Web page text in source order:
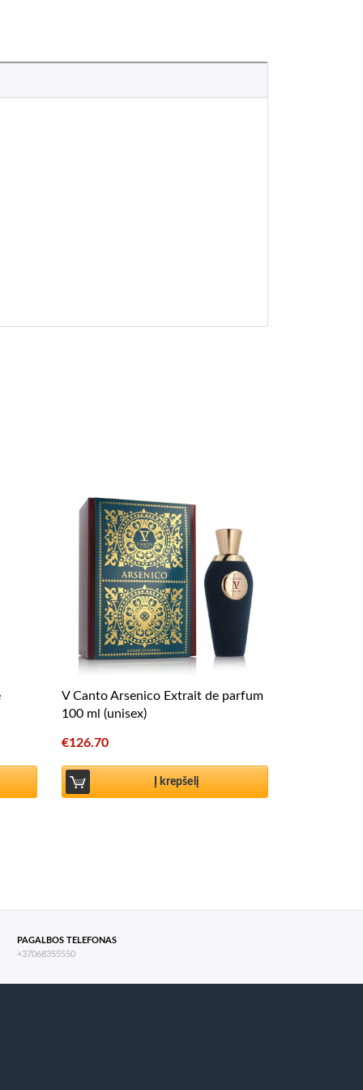
V Canto Arsenico Extrait de parfum
100 ml (unisex)
€126.70
Į krepšelį
PAGALBOS TELEFONAS
+37068355550